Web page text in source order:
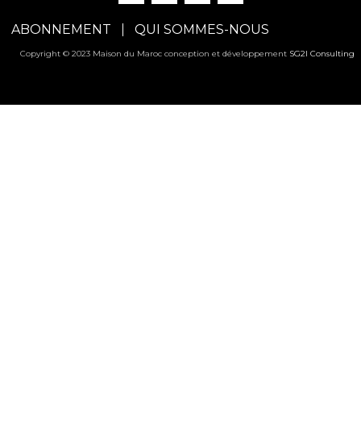
ABONNEMENT QUI SOMMES-NOUS
Copyright © 2023 Maison du Maroc conception et développement SG2I Consulting